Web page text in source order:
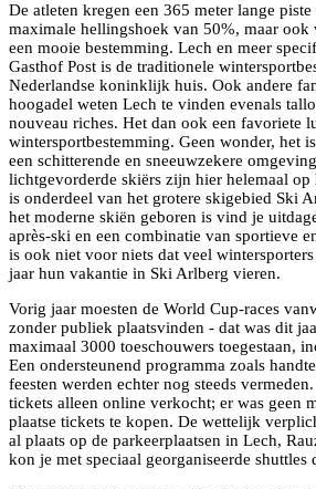
De atleten kregen een 365 meter lange
maximale hellingshoek van 50%, maar ook
een mooie bestemming. Lech en meer
Gasthof Post is de traditionele
Nederlandse koninklijk huis. Ook andere
hoogadel weten Lech te vinden evenals
nouveau riches. Het dan ook een favoriete
wintersportbestemming. Geen wonder, het
een schitterende en sneeuwzekere
lichtgevorderde skiërs zijn hier helemaal
is onderdeel van het grotere skigebied Ski
het moderne skiën geboren is vind je
après-ski en een combinatie van sportieve
is ook niet voor niets dat veel
jaar hun vakantie in Ski Arlberg vieren.
Vorig jaar moesten de World Cup-races
zonder publiek plaatsvinden - dat was dit
maximaal 3000 toeschouwers toegestaan,
Een ondersteunend programma zoals
feesten werden echter nog steeds
tickets alleen online verkocht; er was geen
plaatse tickets te kopen. De wettelijk
al plaats op de parkeerplaatsen in Lech,
kon je met speciaal georganiseerde shuttles